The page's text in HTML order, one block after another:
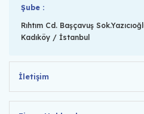
Şube :
Rıhtım Cd. Başçavuş
Kadıköy / İstanbul
İletişim